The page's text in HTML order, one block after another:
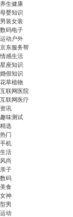
养生健康
母婴知识
男装女装
数码电子
运动户外
京东服务帮
情感生活
星座知识
婚假知识
花草植物
互联网医院
互联网医疗
资讯
趣味测试
精选
热门
手机
生活
风尚
亲子
数码
美食
女神
型男
运动